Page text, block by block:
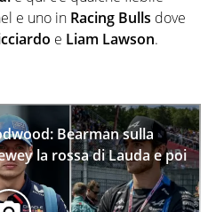
e uno in Racing Bulls dove
e Liam Lawson.
Bearman sulla
la rossa di Lauda e poi